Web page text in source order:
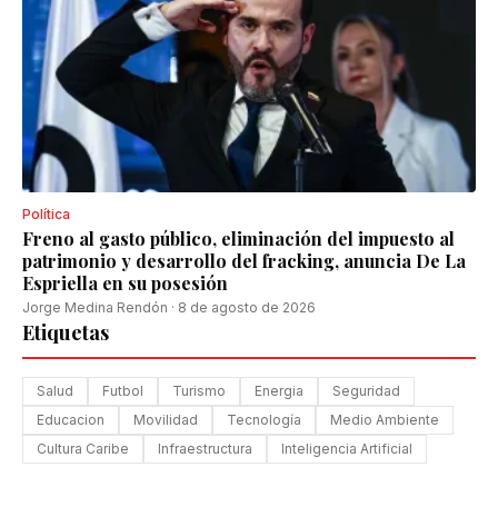
Política
Freno al gasto público, eliminación del impuesto al
patrimonio y desarrollo del fracking, anuncia De La
Espriella en su posesión
Jorge Medina Rendón · 8 de agosto de 2026
Etiquetas
Salud Futbol Turismo Energia
Seguridad
Educacion
Movilidad Tecnología
Medio Ambiente
Cultura Caribe
Infraestructura Inteligencia Artificial